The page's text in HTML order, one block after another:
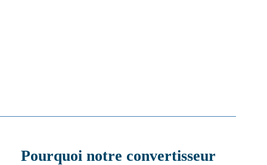
Pourquoi notre convertisseur